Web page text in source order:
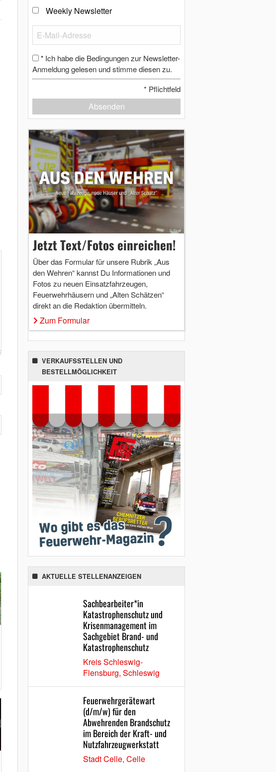
Weekly Newsletter
* Ich habe die Bedingungen zur Newsletter-
Anmeldung gelesen und stimme diesen zu.
* Pflichtfeld
Absenden
Jetzt Text/Fotos einreichen!
Über das Formular für unsere Rubrik „Aus
den Wehren“ kannst Du Informationen und
Fotos zu neuen Einsatzfahrzeugen,
Feuerwehrhäusern und „Alten Schätzen“
direkt an die Redaktion übermitteln.
Zum Formular
VERKAUFSSTELLEN UND
BESTELLMÖGLICHKEIT
AKTUELLE STELLENANZEIGEN
Sachbearbeiter*in
Katastrophenschutz und
Krisenmanagement im
Sachgebiet Brand- und
Katastrophenschutz
Kreis Schleswig-
Flensburg, Schleswig
Feuerwehrgerätewart
(d/m/w) für den
Abwehrenden Brandschutz
im Bereich der Kraft- und
Nutzfahrzeugwerkstatt
Stadt Celle, Celle